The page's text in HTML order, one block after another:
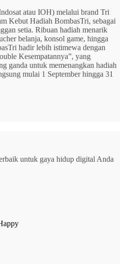
atau IOH) melalui brand Tri
Kebut Hadiah BombasTri, sebagai
setia. Ribuan hadiah menarik
belanja, konsol game, hingga
hadir lebih istimewa dengan
Kesempatannya”, yang
ganda untuk memenangkan hadiah
mulai 1 September hingga 31
untuk gaya hidup digital Anda